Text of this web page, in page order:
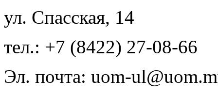
ул. Спасская, 14
тел.: +7 (8422) 27-08-66
Эл. почта: uom-